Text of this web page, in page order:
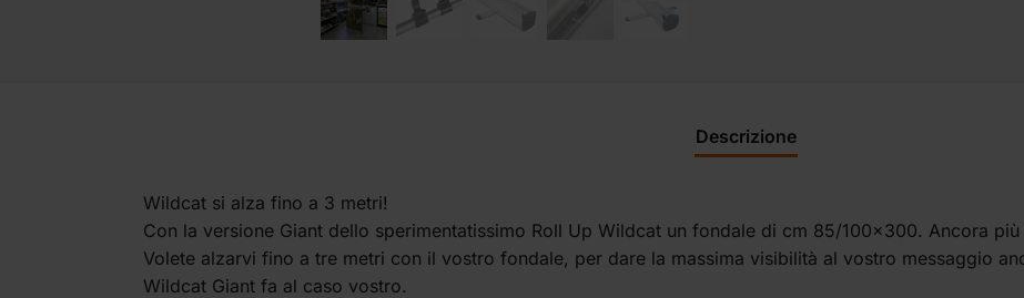
Descrizione
Wildcat si alza fino a 3 metri!
Con la versione Giant dello sperimentatissimo Roll Up Wildcat un fondale di cm 85/100×300. Ancora più
Volete alzarvi fino a tre metri con il vostro fondale, per dare la massima visibilità al vostro messaggio
Wildcat Giant fa al caso vostro.